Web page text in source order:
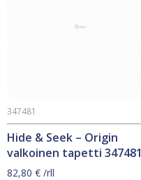
Hide & Seek – Origin
valkoinen tapetti 347481
347481
82,80 € /rll